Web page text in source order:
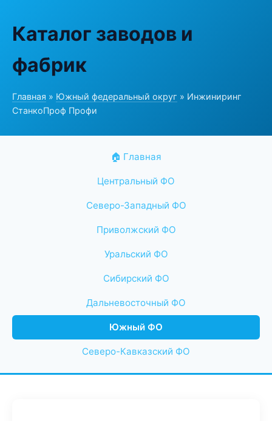
Каталог заводов и
фабрик
Главная » Южный федеральный округ » Инжиниринг
СтанкоПроф Профи
🏠 Главная
Центральный ФО
Северо-Западный ФО
Приволжский ФО
Уральский ФО
Сибирский ФО
Дальневосточный ФО
Южный ФО
Северо-Кавказский ФО